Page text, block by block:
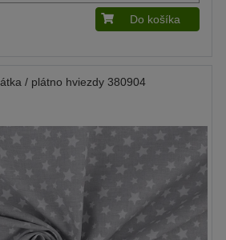
Do košíka
/ plátno hviezdy 380904